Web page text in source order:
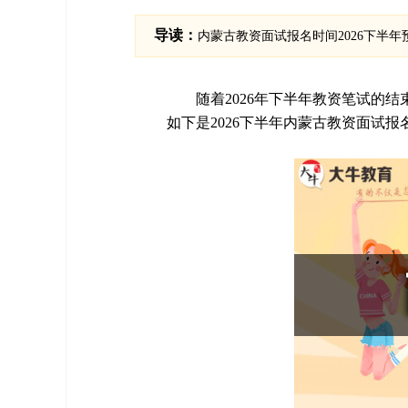
导读： 内蒙古教资面试报名时间2026下半年
随着2026年下半年教资笔试的
如下是2026下半年内蒙古教资面试报